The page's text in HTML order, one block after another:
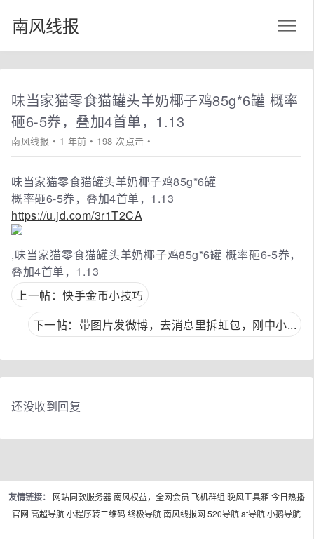
南风线报
味当家猫零食猫罐头羊奶椰子鸡85g*6罐 概率
砸6-5奍，叠加4首单，1.13
南风线报 • 1 年前 • 198 次点击 •
味当家猫零食猫罐头羊奶椰子鸡85g*6罐
概率砸6-5奍，叠加4首单，1.13
https://u.jd.com/3r1T2CA
,味当家猫零食猫罐头羊奶椰子鸡85g*6罐 概率砸6-5奍，
叠加4首单，1.13
上一帖：快手金币小技巧
下一帖：带图片发微博，去消息里拆虹包，刚中小...
还没收到回复
友情链接： 网站同款服务器 南风权益，全网会员 飞机群组 晚风工具箱 今日热播
官网 高超导航小程序转二维码终极导航南风线报网 520导航at导航小鹅导航